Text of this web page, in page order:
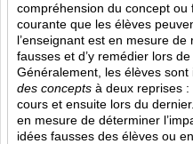
compréhension du concept
courante que les élèves
l’enseignant est en mesure
fausses et d’y remédier lors
Généralement, les élèves sont
des concepts à deux reprises :
cours et ensuite lors du
en mesure de déterminer
idées fausses des élèves ou